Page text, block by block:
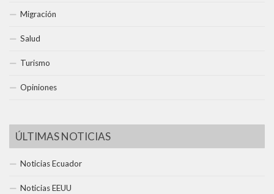
Migración
Salud
Turismo
Opiniones
ÚLTIMAS NOTICIAS
Noticias Ecuador
Noticias EEUU